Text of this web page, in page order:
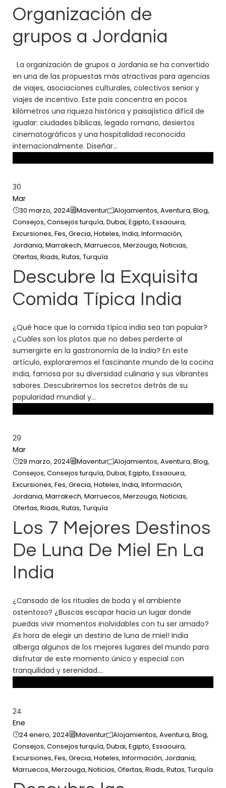
Organización de
grupos a Jordania
La organización de grupos a Jordania se ha convertido
en una de las propuestas más atractivas para agencias
de viajes, asociaciones culturales, colectivos senior y
viajes de incentivo. Este país concentra en pocos
kilómetros una riqueza histórica y paisajística difícil de
igualar: ciudades bíblicas, legado romano, desiertos
cinematográficos y una hospitalidad reconocida
internacionalmente. Diseñar...
30
Mar
30 marzo, 2024 Maventur Alojamientos, Aventura, Blog,
Consejos, Consejos turquía, Dubai, Egipto, Essaouira,
Excursiones, Fes, Grecia, Hoteles, India, Información,
Jordania, Marrakech, Marruecos, Merzouga, Noticias,
Ofertas, Riads, Rutas, Turquía
Descubre la Exquisita
Comida Típica India
¿Qué hace que la comida típica india sea tan popular?
¿Cuáles son los platos que no debes perderte al
sumergirte en la gastronomía de la India? En este
artículo, exploraremos el fascinante mundo de la cocina
india, famosa por su diversidad culinaria y sus vibrantes
sabores. Descubriremos los secretos detrás de su
popularidad mundial y...
29
Mar
29 marzo, 2024 Maventur Alojamientos, Aventura, Blog,
Consejos, Consejos turquía, Dubai, Egipto, Essaouira,
Excursiones, Fes, Grecia, Hoteles, India, Información,
Jordania, Marrakech, Marruecos, Merzouga, Noticias,
Ofertas, Riads, Rutas, Turquía
Los 7 Mejores Destinos
De Luna De Miel En La
India
¿Cansado de los rituales de boda y el ambiente
ostentoso? ¿Buscas escapar hacia un lugar donde
puedas vivir momentos inolvidables con tu ser amado?
¡Es hora de elegir un destino de luna de miel! India
alberga algunos de los mejores lugares del mundo para
disfrutar de este momento único y especial con
tranquilidad y serenidad....
24
Ene
24 enero, 2024 Maventur Alojamientos, Aventura, Blog,
Consejos, Consejos turquía, Dubai, Egipto, Essaouira,
Excursiones, Fes, Grecia, Hoteles, Información, Jordania,
Marruecos, Merzouga, Noticias, Ofertas, Riads, Rutas, Turquía